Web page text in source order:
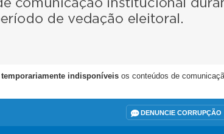
temporariamente indisponíveis os conteúdos de
DENUNCIE CORRUPÇÃO